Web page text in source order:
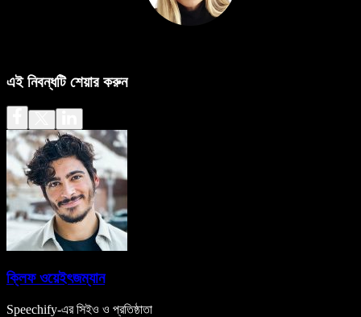
এই নিবন্ধটি শেয়ার করুন
ক্লিফ ওয়েইৎজম্যান
Speechify-এর সিইও ও প্রতিষ্ঠাতা